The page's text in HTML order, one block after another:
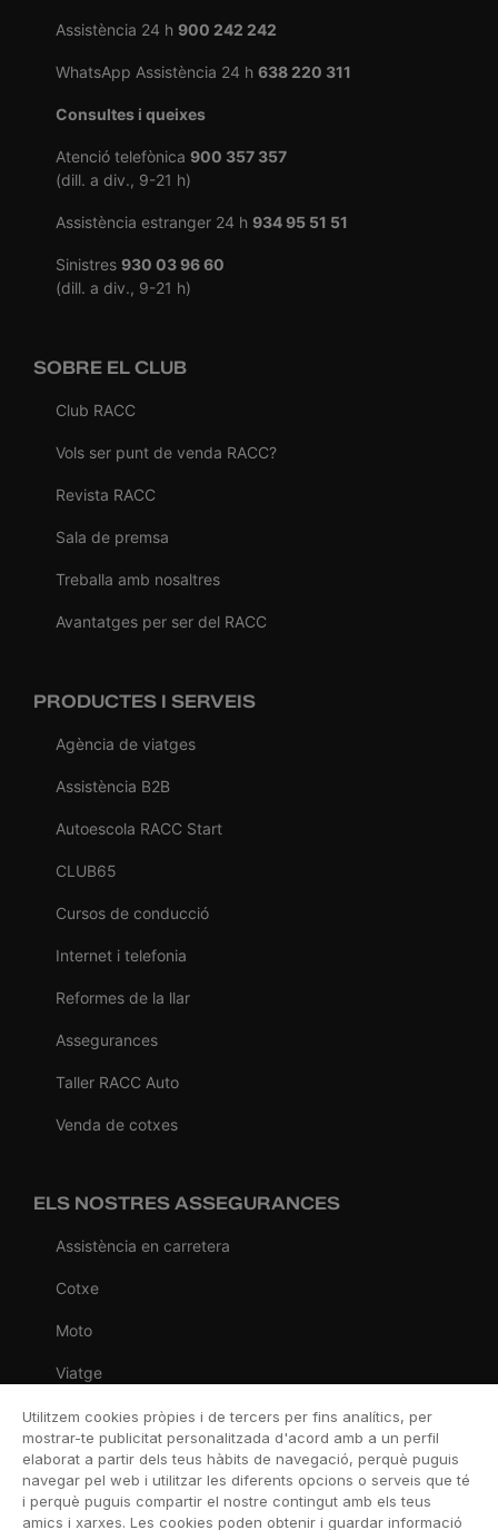
Assistència 24 h 900 242 242
WhatsApp Assistència 24 h 638 220 311
Consultes i queixes
Atenció telefònica 900 357 357
(dill. a div., 9-21 h)
Assistència estranger 24 h 934 95 51 51
Sinistres 930 03 96 60
(dill. a div., 9-21 h)
SOBRE EL CLUB
Club RACC
Vols ser punt de venda RACC?
Revista RACC
Sala de premsa
Treballa amb nosaltres
Avantatges per ser del RACC
PRODUCTES I SERVEIS
Agència de viatges
Assistència B2B
Autoescola RACC Start
CLUB65
Cursos de conducció
Internet i telefonia
Reformes de la llar
Assegurances
Taller RACC Auto
Venda de cotxes
ELS NOSTRES ASSEGURANCES
Assistència en carretera
Cotxe
Moto
Viatge
Llar
Vida
Decessos
Utilitzem cookies pròpies i de tercers per fins analítics, per
mostrar-te publicitat personalitzada d'acord amb a un perfil
elaborat a partir dels teus hàbits de navegació, perquè puguis
navegar pel web i utilitzar les diferents opcions o serveis que té
i perquè puguis compartir el nostre contingut amb els teus
amics i xarxes. Les cookies poden obtenir i guardar informació